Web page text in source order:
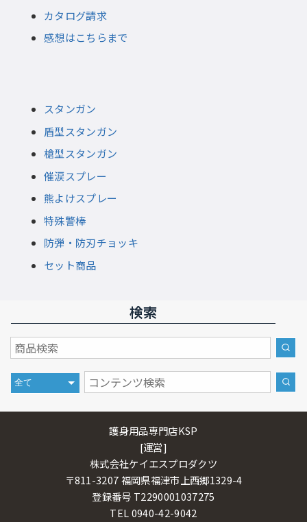
カタログ請求
感想はこちらまで
スタンガン
盾型スタンガン
槍型スタンガン
催涙スプレー
熊よけスプレー
特殊警棒
防弾・防刃チョッキ
セット商品
検索
護身用品専門店KSP
[運営]
株式会社ケイエスプロダクツ
〒811-3207 福岡県福津市上西郷1329-4
登録番号 T2290001037275
TEL 0940-42-9042